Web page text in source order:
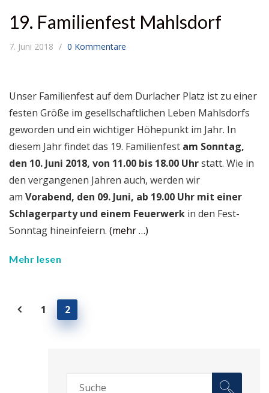
19. Familienfest Mahlsdorf
7. Juni 2018 0 Kommentare
Unser Familienfest auf dem Durlacher Platz ist zu einer
festen Größe im gesellschaftlichen Leben Mahlsdorfs
geworden und ein wichtiger Höhepunkt im Jahr. In
diesem Jahr findet das 19. Familienfest am Sonntag,
den 10. Juni 2018, von 11.00 bis 18.00 Uhrstatt. Wie in
den vergangenen Jahren auch, werden wir
am Vorabend, den 09. Juni, ab 19.00 Uhr mit einer
Schlagerparty und einem Feuerwerk in den Fest-
Sonntag hineinfeiern. (mehr …)
Mehr lesen
1 2